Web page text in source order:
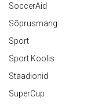
SoccerAid
Sõprusmäng
Sport
Sport Koolis
Staadionid
SuperCup